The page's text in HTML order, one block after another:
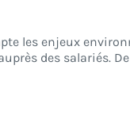
les enjeux
des salariés.